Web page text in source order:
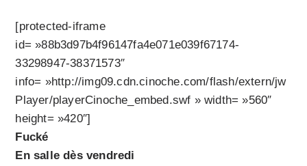
[protected-iframe
id= »88b3d97b4f96147fa4e071e039f67174-
33298947-38371573″
info= »http://img09.cdn.cinoche.com/flash/extern/jw
Player/playerCinoche_embed.swf » width= »560″
height= »420″]
Fucké
En salle dès vendredi